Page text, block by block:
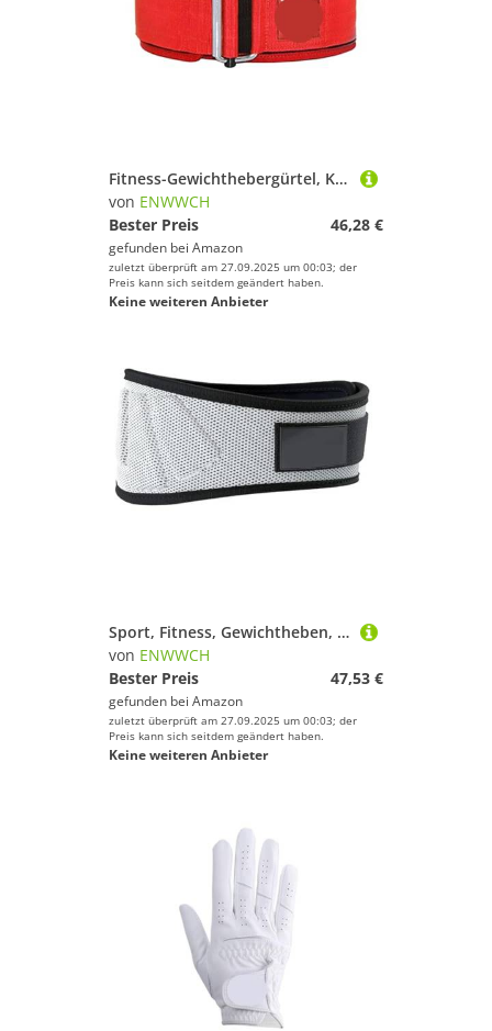
Fitness-Gewichthebergürtel, Kniebeugen-Klimmzug, verstellbare Lendenwirbelstütze, Metallschnalle, Cross-Training, Fitnessstudio, Krafttraining Für Krafttraining Gewichtheben(Red,L)
von ENWWCH
Bester Preis
46,28 €
gefunden bei Amazon
zuletzt überprüft am 27.09.2025 um 00:03; der
Preis kann sich seitdem geändert haben.
Keine weiteren Anbieter
Sport, Fitness, Gewichtheben, Taillengürtel, Fitnessstudio, Workout, Lendenwirbelsäule, Rückenstütze, Powerlifting, Krafttraining, Kniebeugen Für Krafttraining Gewichtheben(Gray,M)
von ENWWCH
Bester Preis
47,53 €
gefunden bei Amazon
zuletzt überprüft am 27.09.2025 um 00:03; der
Preis kann sich seitdem geändert haben.
Keine weiteren Anbieter